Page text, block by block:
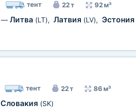
тент 22 т 92 м³
— Литва (LT), Латвия (LV), Эстония
тент 22 т 86 м³
Словакия (SK)